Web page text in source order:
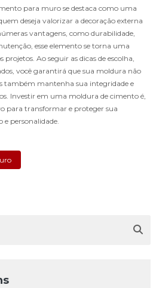
para muro se destaca como uma
deseja valorizar a decoração externa
vantagens, como durabilidade,
esse elemento se torna uma
Ao seguir as dicas de escolha,
você garantirá que sua moldura não
também mantenha sua integridade e
Investir em uma moldura de cimento é,
para transformar e proteger sua
e personalidade.